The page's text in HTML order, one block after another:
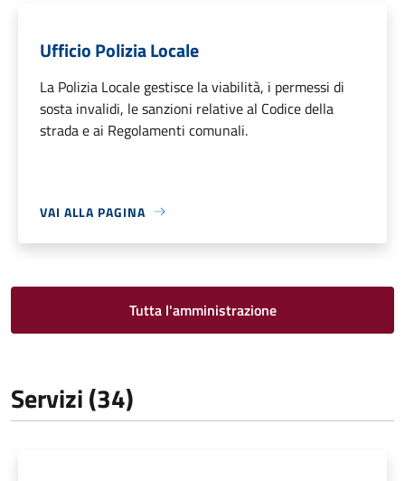
Ufficio Polizia Locale
La Polizia Locale gestisce la viabilità, i permessi di
sosta invalidi, le sanzioni relative al Codice della
strada e ai Regolamenti comunali.
VAI ALLA PAGINA
Tutta l'amministrazione
Servizi (34)